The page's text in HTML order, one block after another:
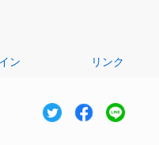
ン リンク